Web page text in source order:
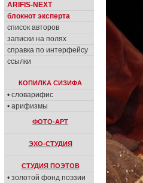
ARIFIS-NEXT
блокнот эксперта
список авторов
записки на полях
справка по интерфейсу
ссылки
КОПИЛКА СИЗИФА
• словарифис
• арифизмы
ФОТО-АРТ
ЭХО-СТУДИЯ
СТУДИЯ ПОЭТОВ
• золотой фонд поэзии